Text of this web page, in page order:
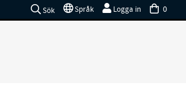
0
Logga in
Språk
Sök